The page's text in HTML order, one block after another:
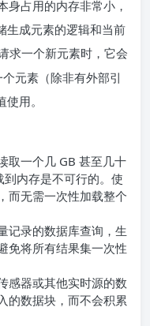
身占用的内存非常小，
生成元素的逻辑和当前
求一个新元素时，它会
元素（除非有外部引
用。
取一个几 GB 甚至几十
内存是不可行的。使
而无需一次性加载整个
记录的数据库查询，生
免将所有结果集一次性
感器或其他实时源的数
的数据块，而不会积累